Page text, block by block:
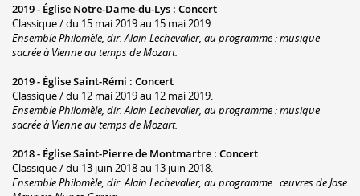
2019 - Église Notre-Dame-du-Lys : Concert
Classique / du 15 mai 2019 au 15 mai 2019.
Ensemble Philomèle, dir. Alain Lechevalier, au programme : musique
sacrée à Vienne au temps de Mozart.
2019 - Église Saint-Rémi : Concert
Classique / du 12 mai 2019 au 12 mai 2019.
Ensemble Philomèle, dir. Alain Lechevalier, au programme : musique
sacrée à Vienne au temps de Mozart.
2018 - Église Saint-Pierre de Montmartre : Concert
Classique / du 13 juin 2018 au 13 juin 2018.
Ensemble Philomèle, dir. Alain Lechevalier, au programme : œuvres de Jose